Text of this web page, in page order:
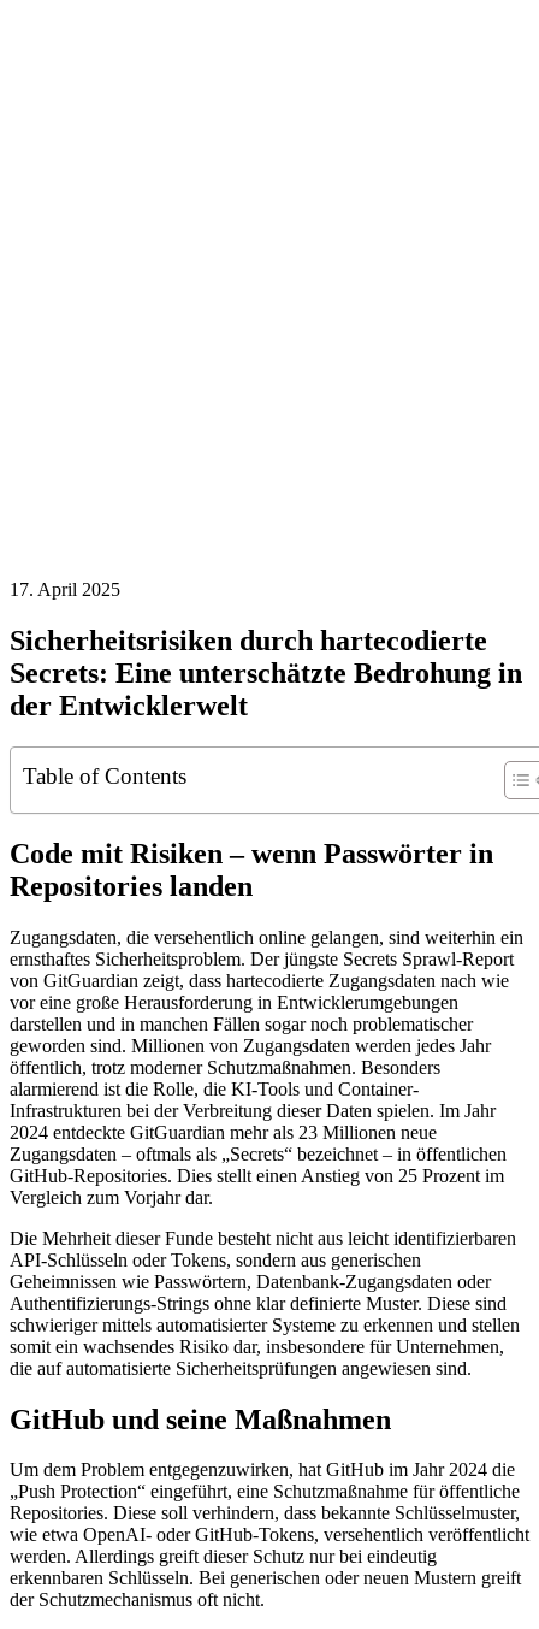
17. April 2025
Sicherheitsrisiken durch hartecodierte
Secrets: Eine unterschätzte Bedrohung in
der Entwicklerwelt
Table of Contents
Code mit Risiken – wenn Passwörter in
Repositories landen
Zugangsdaten, die versehentlich online gelangen, sind weiterhin ein
ernsthaftes Sicherheitsproblem. Der jüngste Secrets Sprawl-Report
von GitGuardian zeigt, dass hartecodierte Zugangsdaten nach wie
vor eine große Herausforderung in Entwicklerumgebungen
darstellen und in manchen Fällen sogar noch problematischer
geworden sind. Millionen von Zugangsdaten werden jedes Jahr
öffentlich, trotz moderner Schutzmaßnahmen. Besonders
alarmierend ist die Rolle, die KI-Tools und Container-
Infrastrukturen bei der Verbreitung dieser Daten spielen. Im Jahr
2024 entdeckte GitGuardian mehr als 23 Millionen neue
Zugangsdaten – oftmals als „Secrets“ bezeichnet – in öffentlichen
GitHub-Repositories. Dies stellt einen Anstieg von 25 Prozent im
Vergleich zum Vorjahr dar.
Die Mehrheit dieser Funde besteht nicht aus leicht identifizierbaren
API-Schlüsseln oder Tokens, sondern aus generischen
Geheimnissen wie Passwörtern, Datenbank-Zugangsdaten oder
Authentifizierungs-Strings ohne klar definierte Muster. Diese sind
schwieriger mittels automatisierter Systeme zu erkennen und stellen
somit ein wachsendes Risiko dar, insbesondere für Unternehmen,
die auf automatisierte Sicherheitsprüfungen angewiesen sind.
GitHub und seine Maßnahmen
Um dem Problem entgegenzuwirken, hat GitHub im Jahr 2024 die
„Push Protection“ eingeführt, eine Schutzmaßnahme für öffentliche
Repositories. Diese soll verhindern, dass bekannte Schlüsselmuster,
wie etwa OpenAI- oder GitHub-Tokens, versehentlich veröffentlicht
werden. Allerdings greift dieser Schutz nur bei eindeutig
erkennbaren Schlüsseln. Bei generischen oder neuen Mustern greift
der Schutzmechanismus oft nicht.